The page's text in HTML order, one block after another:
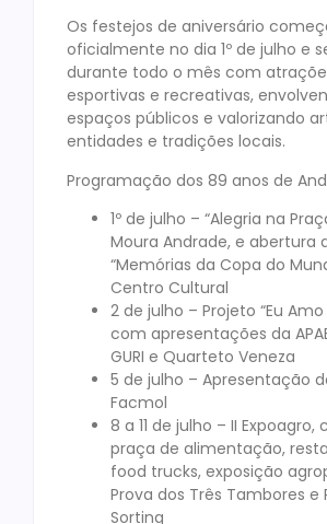
Os festejos de aniversário
oficialmente no dia 1º de julho e
durante todo o mês com
esportivas e recreativas,
espaços públicos e valorizando
entidades e tradições locais.
Programação dos 89 anos de
1º de julho – “Alegria na
Moura Andrade, e abertura
“Memórias da Copa do
Centro Cultural
2 de julho – Projeto “Eu
com apresentações da
GURI e Quarteto Veneza
5 de julho – Apresentação
Facmol
8 a 11 de julho – II Expoagro,
praça de alimentação,
food trucks, exposição
Prova dos Três Tambores e
Sorting